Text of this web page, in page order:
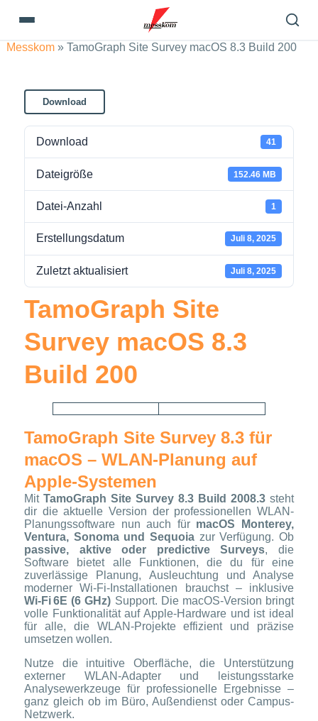
Messkom » TamoGraph Site Survey macOS 8.3 Build 200
Download
Download 41
Dateigröße 152.46 MB
Datei-Anzahl 1
Erstellungsdatum Juli 8, 2025
Zuletzt aktualisiert Juli 8, 2025
TamoGraph Site
Survey macOS 8.3
Build 200
TamoGraph Site Survey 8.3 für
macOS – WLAN-Planung auf
Apple-Systemen
Mit TamoGraph Site Survey 8.3 Build 2008.3 steht
dir die aktuelle Version der professionellen WLAN-
Planungssoftware nun auch für macOS Monterey,
Ventura, Sonoma und Sequoia zur Verfügung. Ob
passive, aktive oder predictive Surveys, die
Software bietet alle Funktionen, die du für eine
zuverlässige Planung, Ausleuchtung und Analyse
moderner Wi-Fi-Installationen brauchst – inklusive
Wi-Fi 6E (6 GHz) Support. Die macOS-Version bringt
volle Funktionalität auf Apple-Hardware und ist ideal
für alle, die WLAN-Projekte effizient und präzise
umsetzen wollen.
Nutze die intuitive Oberfläche, die Unterstützung
externer WLAN-Adapter und leistungsstarke
Analysewerkzeuge für professionelle Ergebnisse –
ganz gleich ob im Büro, Außendienst oder Campus-
Netzwerk.